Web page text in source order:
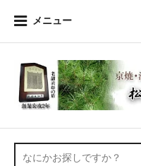
メニュー